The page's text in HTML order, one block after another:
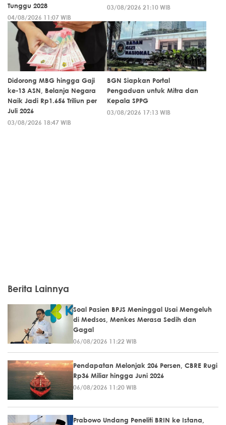
Tunggu 2028
04/08/2026 11:07 WIB
03/08/2026 21:10 WIB
Didorong MBG hingga Gaji
ke-13 ASN, Belanja Negara
Naik Jadi Rp1.656 Triliun per
Juli 2026
03/08/2026 18:47 WIB
BGN Siapkan Portal
Pengaduan untuk Mitra dan
Kepala SPPG
03/08/2026 17:13 WIB
Berita Lainnya
Soal Pasien BPJS Meninggal Usai Mengeluh
di Medsos, Menkes Merasa Sedih dan
Gagal
06/08/2026 11:22 WIB
Pendapatan Melonjak 206 Persen, CBRE Rugi
Rp36 Miliar hingga Juni 2026
06/08/2026 11:20 WIB
Prabowo Undang Peneliti BRIN ke Istana,